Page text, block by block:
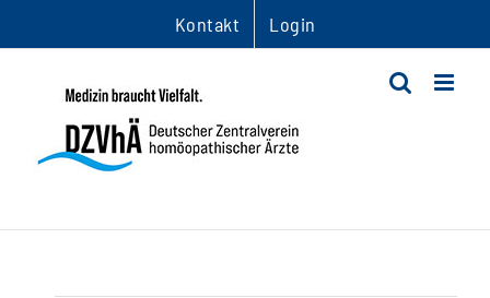
Inhalt
Kontakt Login